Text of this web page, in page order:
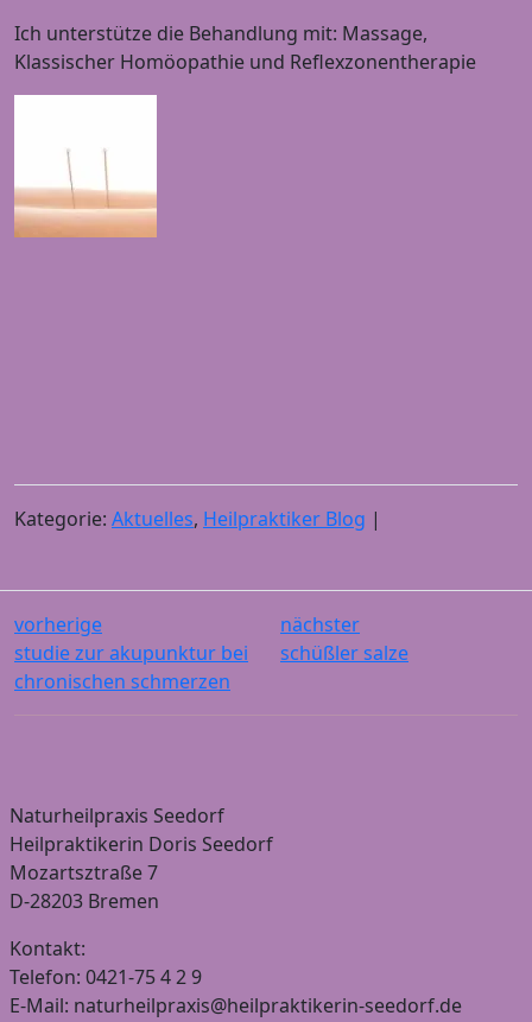
Ich unterstütze die Behandlung mit: Massage,
Klassischer Homöopathie und Reflexzonentherapie
Kategorie: Aktuelles, Heilpraktiker Blog |
vorherige
studie zur akupunktur bei
chronischen schmerzen
nächster
schüßler salze
Naturheilpraxis Seedorf
Heilpraktikerin Doris Seedorf
Mozartsztraße 7
D-28203 Bremen
Kontakt:
Telefon: 0421-75 4 2 9
E-Mail: naturheilpraxis@heilpraktikerin-seedorf.de